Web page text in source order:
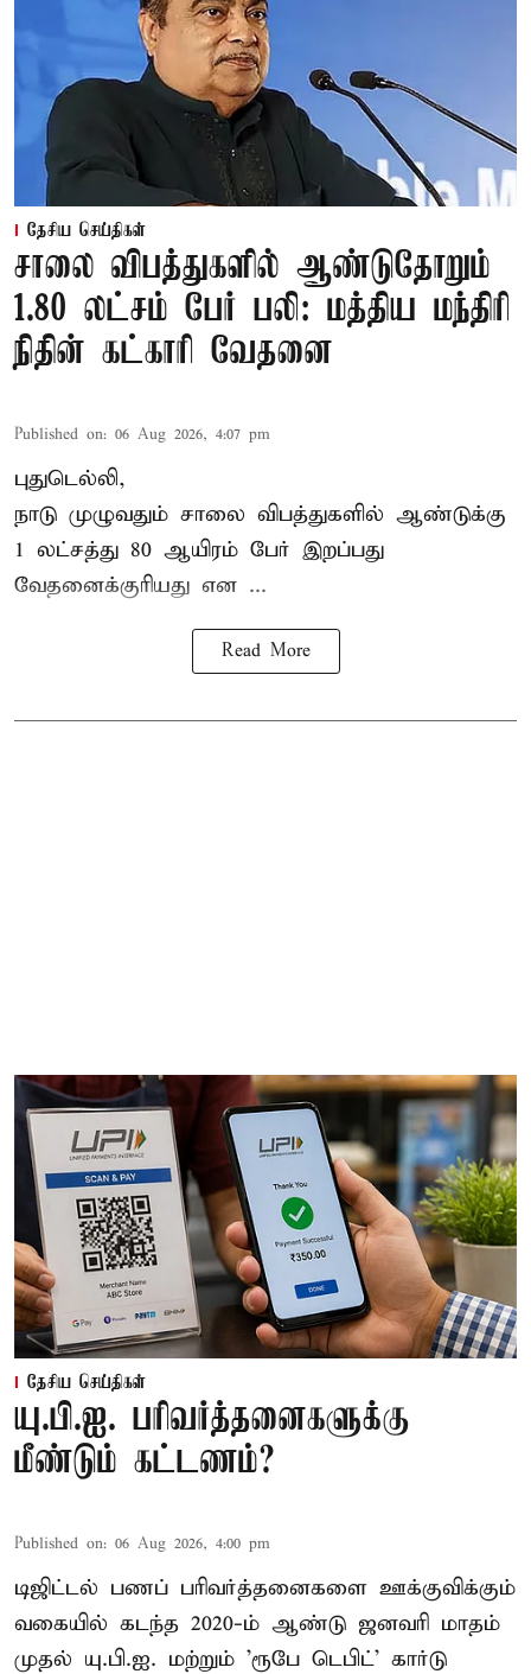
தேசிய செய்திகள்
சாலை விபத்துகளில் ஆண்டுதோறும்
1.80 லட்சம் பேர் பலி: மத்திய மந்திரி
நிதின் கட்காரி வேதனை
Published on: 06 Aug 2026, 4:07 pm
புதுடெல்லி,
நாடு முழுவதும் சாலை விபத்துகளில் ஆண்டுக்கு
1 லட்சத்து 80 ஆயிரம் பேர் இறப்பது
வேதனைக்குரியது என ...
Read More
தேசிய செய்திகள்
யு.பி.ஐ. பரிவர்த்தனைகளுக்கு
மீண்டும் கட்டணம்?
Published on: 06 Aug 2026, 4:00 pm
டிஜிட்டல் பணப் பரிவர்த்தனைகளை ஊக்குவிக்கும்
வகையில் கடந்த 2020-ம் ஆண்டு ஜனவரி மாதம்
முதல் யு.பி.ஐ. மற்றும் 'ரூபே டெபிட்' கார்டு